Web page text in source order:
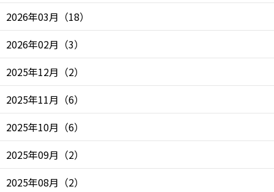
2026年03月 （18）
2026年02月 （3）
2025年12月 （2）
2025年11月 （6）
2025年10月 （6）
2025年09月 （2）
2025年08月 （2）